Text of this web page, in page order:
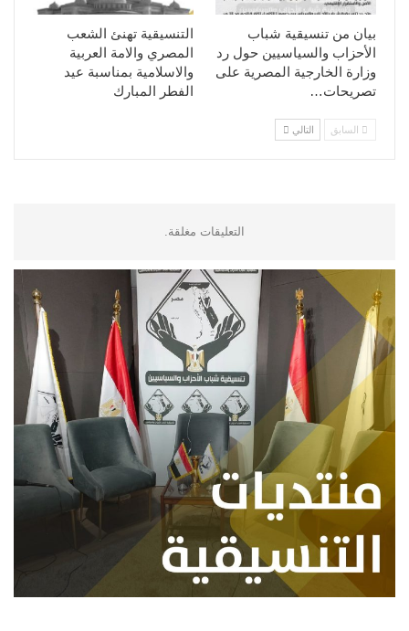
التنسيقية تهنئ الشعب
المصري والامة العربية
والاسلامية بمناسبة عيد
الفطر المبارك
بيان من تنسيقية شباب
الأحزاب والسياسيين حول رد
وزارة الخارجية المصرية على
تصريحات…
السابق التالي
التعليقات مغلقة.